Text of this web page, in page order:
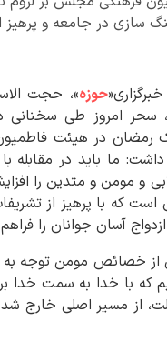
سازی در جامعه و پرهیز
حوزه»، حجت
، سحر امروز طی سخنانی
مبارک رمضان در هیئت
ما باید در مقابله
و مومن و متدین را
که با پرهیز از
آسان جوانان را
از خصائص مومن توجه به
که با خدا به سمت خدا
از مسیر اصلی خارج